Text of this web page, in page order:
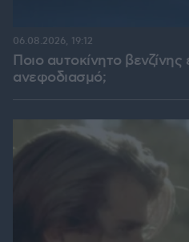
Ποιο αυτοκίνητο
ανεφοδιασμό;
06.08.2026, 19:12